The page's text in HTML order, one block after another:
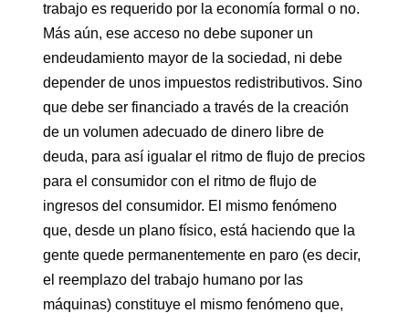
trabajo es requerido por la economía formal o no.
Más aún, ese acceso no debe suponer un
endeudamiento mayor de la sociedad, ni debe
depender de unos impuestos redistributivos. Sino
que debe ser financiado a través de la creación
de un volumen adecuado de dinero libre de
deuda, para así igualar el ritmo de flujo de precios
para el consumidor con el ritmo de flujo de
ingresos del consumidor. El mismo fenómeno
que, desde un plano físico, está haciendo que la
gente quede permanentemente en paro (es decir,
el reemplazo del trabajo humano por las
máquinas) constituye el mismo fenómeno que,